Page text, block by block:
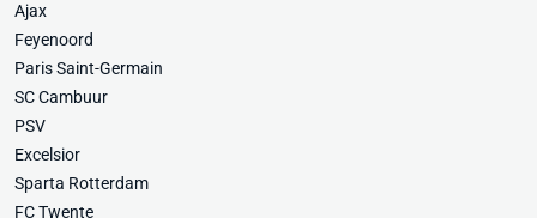
Ajax
Feyenoord
Paris Saint-Germain
SC Cambuur
PSV
Excelsior
Sparta Rotterdam
FC Twente